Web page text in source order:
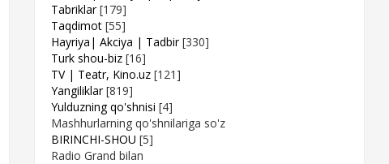
Tabriklar [179]
Taqdimot [55]
Hayriya| Akciya | Tadbir [330]
Turk shou-biz [16]
TV | Teatr, Kino.uz [121]
Yangiliklar [819]
Yulduzning qo'shnisi [4]
Mashhurlarning qo'shnilariga so'z
BIRINCHI-SHOU [5]
Radio Grand bilan